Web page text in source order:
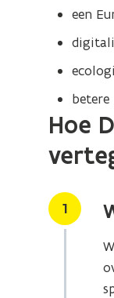
een
betere
Hoe
Stap
1